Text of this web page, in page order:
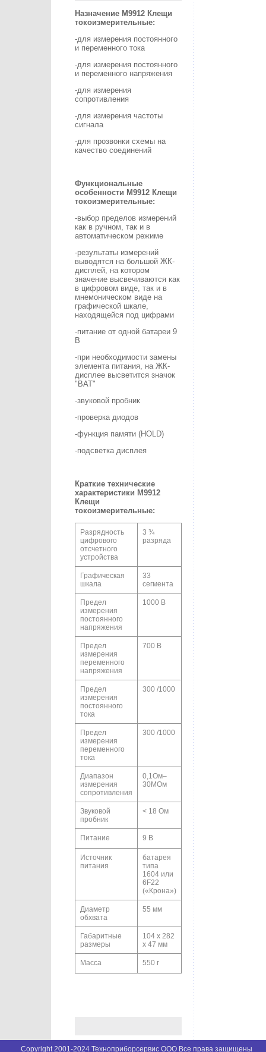
Назначение M9912 Клещи
токоизмерительные:
-для измерения постоянного
и переменного тока
-для измерения постоянного
и переменного напряжения
-для измерения
сопротивления
-для измерения частоты
сигнала
-для прозвонки схемы на
качество соединений
Функциональные
особенности M9912 Клещи
токоизмерительные:
-выбор пределов измерений
как в ручном, так и в
автоматическом режиме
-результаты измерений
выводятся на большой ЖК-
дисплей, на котором
значение высвечиваются как
в цифровом виде, так и в
мнемоническом виде на
графической шкале,
находящейся под цифрами
-питание от одной батареи 9
В
-при необходимости замены
элемента питания, на ЖК-
дисплее высветится значок
"BAT"
-звуковой пробник
-проверка диодов
-функция памяти (HOLD)
-подсветка дисплея
Краткие технические
характеристики M9912
Клещи
токоизмерительные:
Разрядность
цифрового
отсчетного
устройства
3 ¾
разряда
Графическая
шкала
33
сегмента
Предел
измерения
постоянного
напряжения
1000 В
Предел
измерения
переменного
напряжения
700 В
Предел
измерения
постоянного
тока
300 /1000
Предел
измерения
переменного
тока
300 /1000
Диапазон
измерения
сопротивления
0,1Ом–
30МОм
Звуковой
пробник
< 18 Ом
Питание 9 В
Источник
питания
батарея
типа
1604 или
6F22
(«Крона»)
Диаметр
обхвата
55 мм
Габаритные
размеры
104 х 282
х 47 мм
Масса 550 г
Copyright 2001-2024 Техноприборсервис ООО Все права защищены